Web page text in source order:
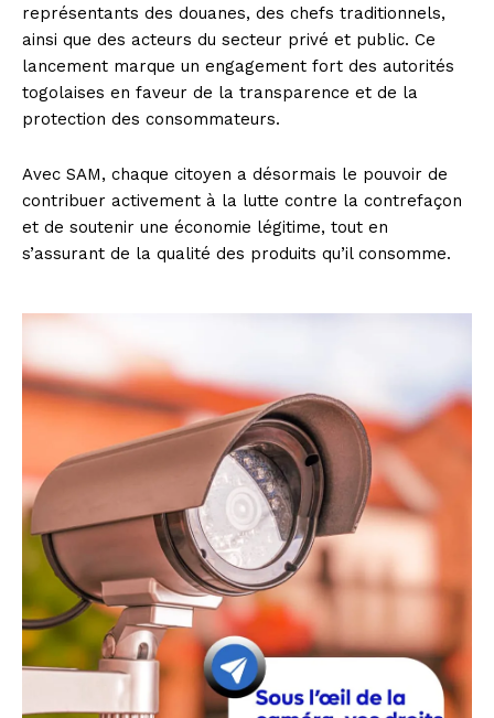
représentants des douanes, des chefs traditionnels,
ainsi que des acteurs du secteur privé et public. Ce
lancement marque un engagement fort des autorités
togolaises en faveur de la transparence et de la
protection des consommateurs.
Avec SAM, chaque citoyen a désormais le pouvoir de
contribuer activement à la lutte contre la contrefaçon
et de soutenir une économie légitime, tout en
s’assurant de la qualité des produits qu’il consomme.